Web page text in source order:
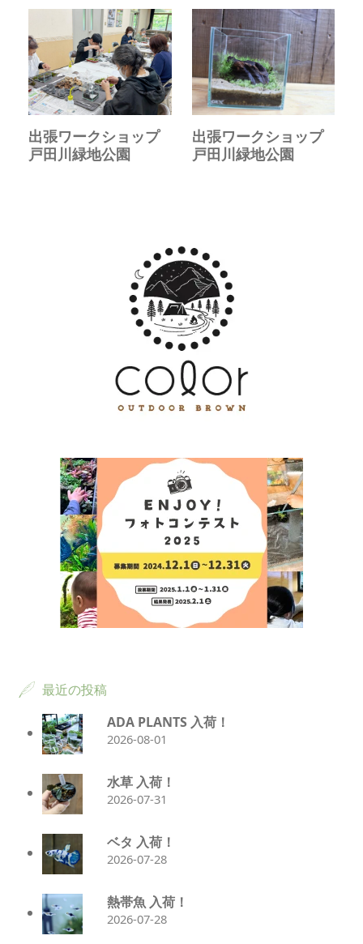
出張ワークショップ
戸田川緑地公園
出張ワークショップ
戸田川緑地公園
最近の投稿
ADA PLANTS 入荷！
2026-08-01
水草 入荷！
2026-07-31
ベタ 入荷！
2026-07-28
熱帯魚 入荷！
2026-07-28